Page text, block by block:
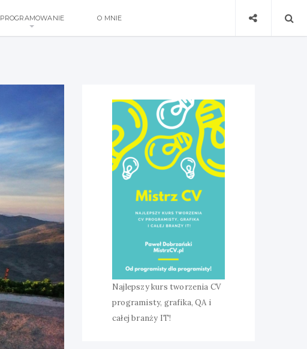
PROGRAMOWANIE O MNIE
Najlepszy kurs tworzenia CV
programisty, grafika, QA i
całej branży IT!